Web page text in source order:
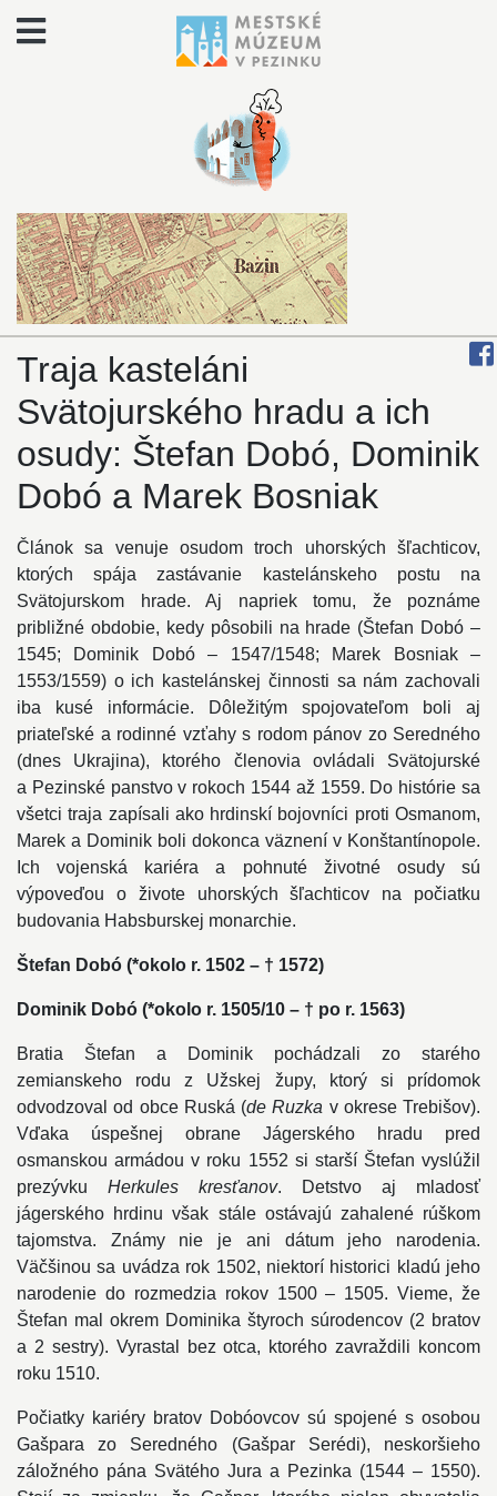
Traja kasteláni
Svätojurského hradu a ich
osudy: Štefan Dobó, Dominik
Dobó a Marek Bosniak
Článok sa venuje osudom troch uhorských šľachticov,
ktorých spája zastávanie kastelánskeho postu na
Svätojurskom hrade. Aj napriek tomu, že poznáme
približné obdobie, kedy pôsobili na hrade (Štefan Dobó –
1545; Dominik Dobó – 1547/1548; Marek Bosniak –
1553/1559) o ich kastelánskej činnosti sa nám zachovali
iba kusé informácie. Dôležitým spojovateľom boli aj
priateľské a rodinné vzťahy s rodom pánov zo Seredného
(dnes Ukrajina), ktorého členovia ovládali Svätojurské
a Pezinské panstvo v rokoch 1544 až 1559. Do histórie sa
všetci traja zapísali ako hrdinskí bojovníci proti Osmanom,
Marek a Dominik boli dokonca väznení v Konštantínopole.
Ich vojenská kariéra a pohnuté životné osudy sú
výpoveďou o živote uhorských šľachticov na počiatku
budovania Habsburskej monarchie.
Štefan Dobó (*okolo r. 1502 – † 1572)
Dominik Dobó (*okolo r. 1505/10 – † po r. 1563)
Bratia Štefan a Dominik pochádzali zo starého
zemianskeho rodu z Užskej župy, ktorý si prídomok
odvodzoval od obce Ruská (de Ruzka v okrese Trebišov).
Vďaka úspešnej obrane Jágerského hradu pred
osmanskou armádou v roku 1552 si starší Štefan vyslúžil
prezývku Herkules kresťanov. Detstvo aj mladosť
jágerského hrdinu však stále ostávajú zahalené rúškom
tajomstva. Známy nie je ani dátum jeho narodenia.
Väčšinou sa uvádza rok 1502, niektorí historici kladú jeho
narodenie do rozmedzia rokov 1500 – 1505. Vieme, že
Štefan mal okrem Dominika štyroch súrodencov (2 bratov
a 2 sestry). Vyrastal bez otca, ktorého zavraždili koncom
roku 1510.
Počiatky kariéry bratov Dobóovcov sú spojené s osobou
Gašpara zo Seredného (Gašpar Serédi), neskoršieho
záložného pána Svätého Jura a Pezinka (1544 – 1550).